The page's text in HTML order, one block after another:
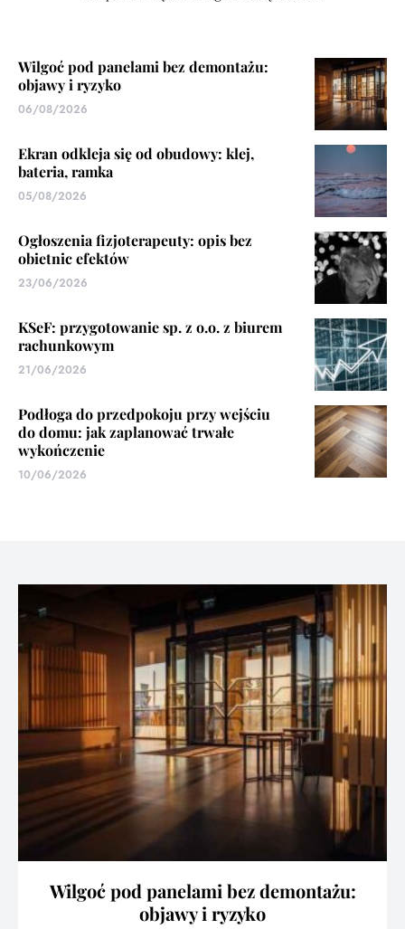
Wilgoć pod panelami bez demontażu:
objawy i ryzyko
06/08/2026
Ekran odkleja się od obudowy: klej,
bateria, ramka
05/08/2026
Ogłoszenia fizjoterapeuty: opis bez
obietnic efektów
23/06/2026
KSeF: przygotowanie sp. z o.o. z biurem
rachunkowym
21/06/2026
Podłoga do przedpokoju przy wejściu
do domu: jak zaplanować trwałe
wykończenie
10/06/2026
Wilgoć pod panelami bez demontażu:
objawy i ryzyko